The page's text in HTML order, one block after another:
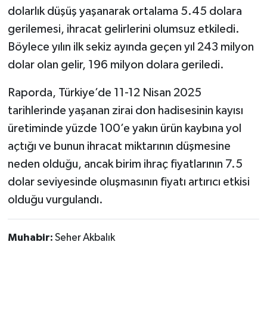
dolarlık düşüş yaşanarak ortalama 5.45 dolara
gerilemesi, ihracat gelirlerini olumsuz etkiledi.
Böylece yılın ilk sekiz ayında geçen yıl 243 milyon
dolar olan gelir, 196 milyon dolara geriledi.
Raporda, Türkiye’de 11-12 Nisan 2025
tarihlerinde yaşanan zirai don hadisesinin kayısı
üretiminde yüzde 100’e yakın ürün kaybına yol
açtığı ve bunun ihracat miktarının düşmesine
neden olduğu, ancak birim ihraç fiyatlarının 7.5
dolar seviyesinde oluşmasının fiyatı artırıcı etkisi
olduğu vurgulandı.
Muhabir: Seher Akbalık